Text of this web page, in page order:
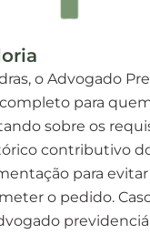
o Advogado
para
sobre os
contributivo
para
o pedido.